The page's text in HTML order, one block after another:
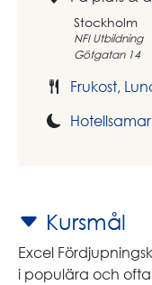
Stockholm
NFI Utbildning
Götgatan 14
Frukost,
Kursmål
Excel
i populära och